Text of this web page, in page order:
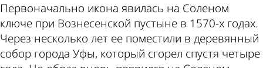
Первоначально икона явилась на Соленом
ключе при Вознесенской пустыне в 1570-х годах.
Через несколько лет ее поместили в деревянный
собор города Уфы, который сгорел спустя четыре